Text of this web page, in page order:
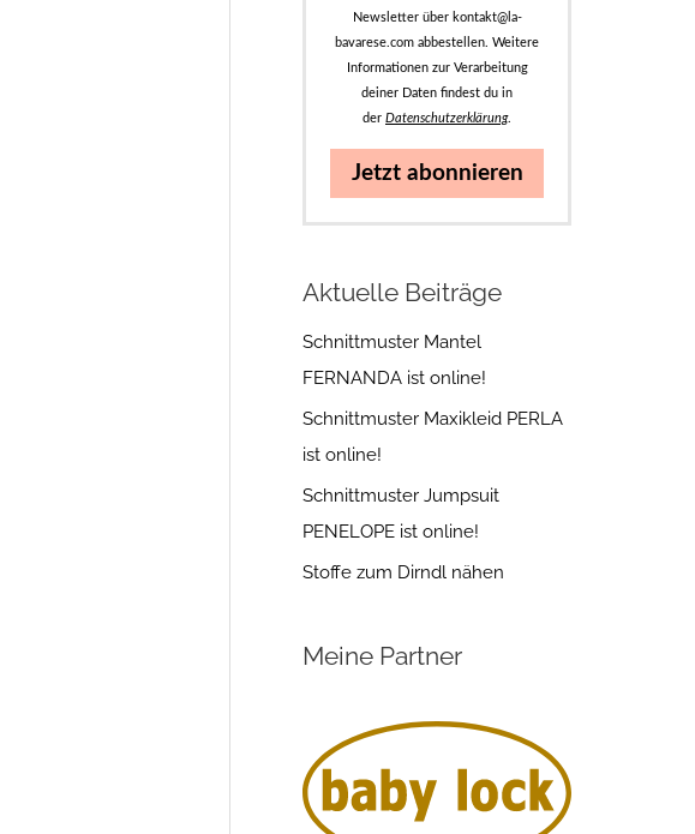
Newsletter über kontakt@la-
bavarese.com abbestellen. Weitere
Informationen zur Verarbeitung
deiner Daten findest du in
der Datenschutzerklärung.
Jetzt abonnieren
Aktuelle Beiträge
Schnittmuster Mantel
FERNANDA ist online!
Schnittmuster Maxikleid PERLA
ist online!
Schnittmuster Jumpsuit
PENELOPE ist online!
Stoffe zum Dirndl nähen
Meine Partner